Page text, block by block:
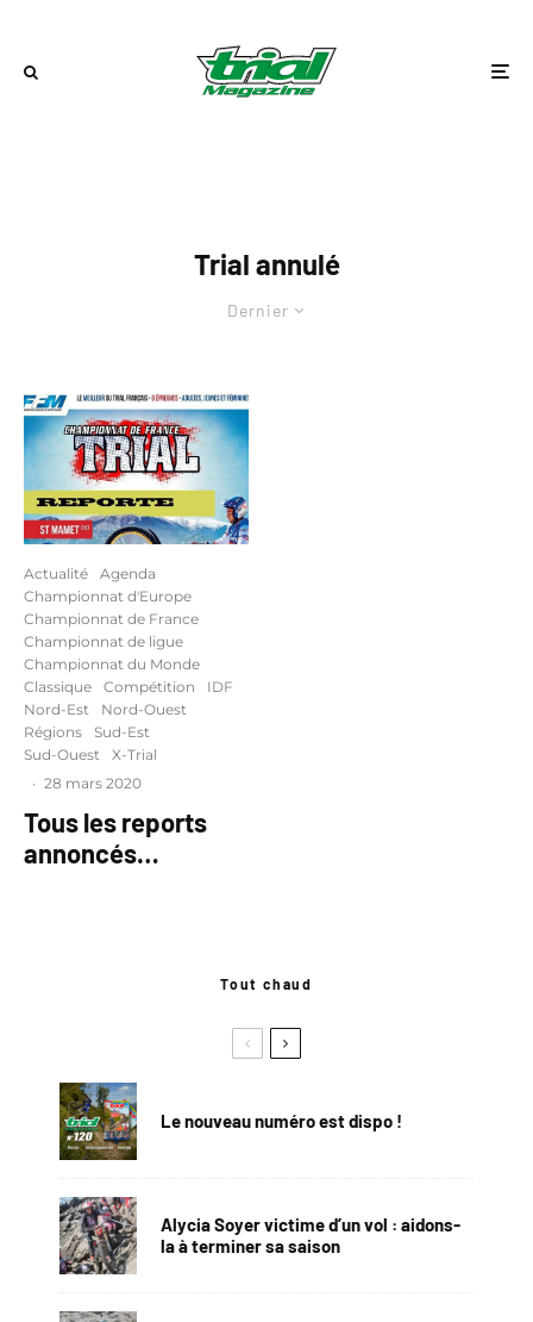
Trial annulé
Dernier
Actualité
Agenda
Championnat d'Europe
Championnat de France
Championnat de ligue
Championnat du Monde
Classique
Compétition
IDF
Nord-Est
Nord-Ouest
Régions
Sud-Est
Sud-Ouest
X-Trial
· 28 mars 2020
Tous les reports
annoncés…
Tout chaud
Le nouveau numéro est dispo !
Alycia Soyer victime d’un vol : aidons-
la à terminer sa saison